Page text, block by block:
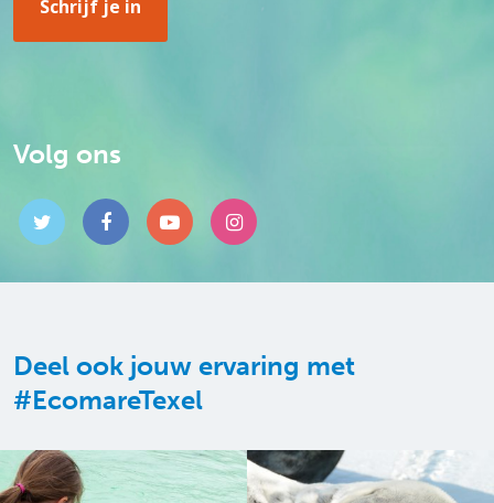
Volg ons
Deel ook jouw ervaring met
#EcomareTexel